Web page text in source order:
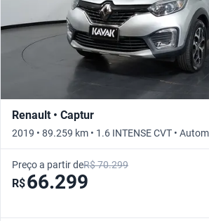
Renault • Captur
2019 • 89.259 km • 1.6 INTENSE CVT •
Preço a partir deR$ 70.299
R$66.299